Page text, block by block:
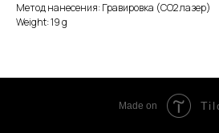
Метод нанесения: Гравировка (CO2 лазер)
Weight: 19 g
Made on